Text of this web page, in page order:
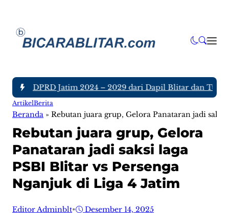
DPRD Jatim 2024 – 2029 dari Dapil Blitar dan
ArtikelBerita
Beranda » Rebutan juara grup, Gelora Panataran jadi
Rebutan juara grup, Gelora
Panataran jadi saksi laga
PSBI Blitar vs Persenga
Nganjuk di Liga 4 Jatim
Editor Adminblt• Desember 14, 2025